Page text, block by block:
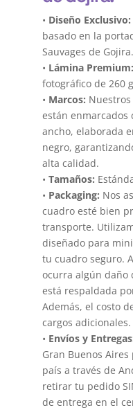
• Diseño Exclusivo:
basado en la
Sauvages de Gojira.
• Lámina Premium:
fotográfico de 260
• Marcos:
están enmarcados
ancho, elaborada
negro,
alta calidad.
• Tamaños:
• Packaging: Nos
cuadro esté bien
transporte.
diseñado para
tu cuadro seguro.
ocurra algún daño
está respaldada
Además, el costo
cargos adicionales.
• Envíos y
Gran Buenos
país a través de
retirar tu pedido
de entrega en el